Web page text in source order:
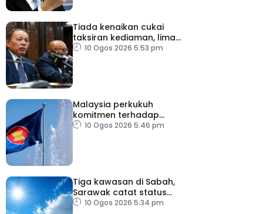
Tiada kenaikan cukai
taksiran kediaman, lima
tahun akan datang
10 Ogos 2026 5:53 pm
Malaysia perkukuh
komitmen terhadap
keamanan, kemakmuran
10 Ogos 2026 5:46 pm
Tiga kawasan di Sabah,
Sarawak catat status
cuaca panas
10 Ogos 2026 5:34 pm